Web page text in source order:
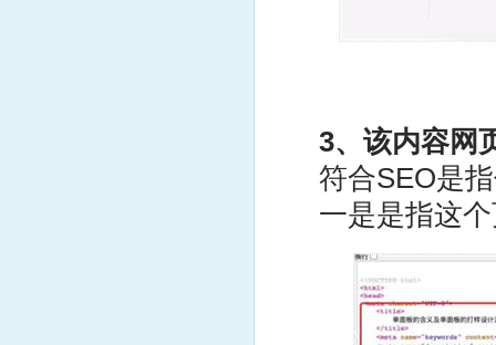
3、该内容网
符合SEO是
一是是指这